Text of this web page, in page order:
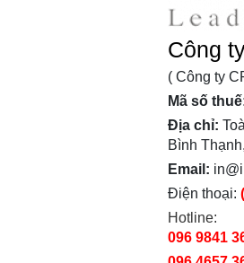
Công
( Công ty
Mã số
Địa chỉ:
Bình
Email:
Điện thoại:
Hotline:
096 9841